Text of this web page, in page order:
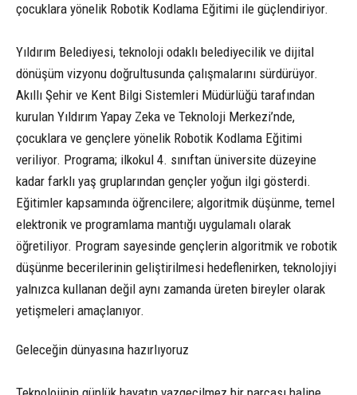
çocuklara yönelik Robotik Kodlama Eğitimi ile güçlendiriyor.
Yıldırım Belediyesi, teknoloji odaklı belediyecilik ve dijital
dönüşüm vizyonu doğrultusunda çalışmalarını sürdürüyor.
Akıllı Şehir ve Kent Bilgi Sistemleri Müdürlüğü tarafından
kurulan Yıldırım Yapay Zeka ve Teknoloji Merkezi’nde,
çocuklara ve gençlere yönelik Robotik Kodlama Eğitimi
veriliyor. Programa; ilkokul 4. sınıftan üniversite düzeyine
kadar farklı yaş gruplarından gençler yoğun ilgi gösterdi.
Eğitimler kapsamında öğrencilere; algoritmik düşünme, temel
elektronik ve programlama mantığı uygulamalı olarak
öğretiliyor. Program sayesinde gençlerin algoritmik ve robotik
düşünme becerilerinin geliştirilmesi hedeflenirken, teknolojiyi
yalnızca kullanan değil aynı zamanda üreten bireyler olarak
yetişmeleri amaçlanıyor.
Geleceğin dünyasına hazırlıyoruz